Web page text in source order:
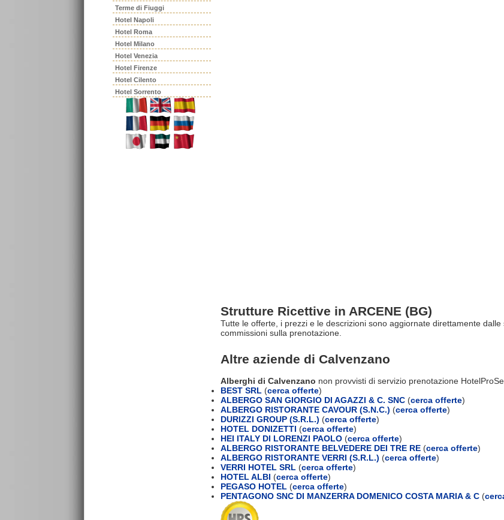
Terme di Fiuggi
Hotel Napoli
Hotel Roma
Hotel Milano
Hotel Venezia
Hotel Firenze
Hotel Cilento
Hotel Sorrento
Strutture Ricettive in ARCENE (BG)
Tutte le offerte, i prezzi e le descrizioni sono aggiornate direttamente
commissioni sulla prenotazione.
Altre aziende di Calvenzano
Alberghi di Calvenzano non provvisti di servizio prenotazione
BEST SRL (cerca offerte)
ALBERGO SAN GIORGIO DI AGAZZI & C. SNC (cerca offerte)
ALBERGO RISTORANTE CAVOUR (S.N.C.) (cerca offerte)
DURIZZI GROUP (S.R.L.) (cerca offerte)
HOTEL DONIZETTI (cerca offerte)
HEI ITALY DI LORENZI PAOLO (cerca offerte)
ALBERGO RISTORANTE BELVEDERE DEI TRE RE (cerca offerte)
ALBERGO RISTORANTE VERRI (S.R.L.) (cerca offerte)
VERRI HOTEL SRL (cerca offerte)
HOTEL ALBI (cerca offerte)
PEGASO HOTEL (cerca offerte)
PENTAGONO SNC DI MANZERRA DOMENICO COSTA MARIA & C (